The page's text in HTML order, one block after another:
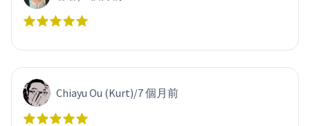
Chiayu Ou (Kurt)/7 個月前